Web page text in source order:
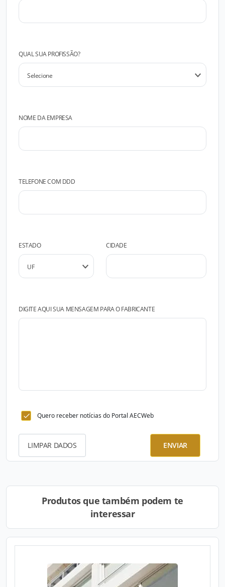
QUAL SUA PROFISSÃO?
NOME DA EMPRESA
TELEFONE COM DDD
ESTADO CIDADE
DIGITE AQUI SUA MENSAGEM PARA O FABRICANTE
Quero receber notícias do Portal AECWeb
LIMPAR DADOS ENVIAR
Produtos que também podem te
interessar